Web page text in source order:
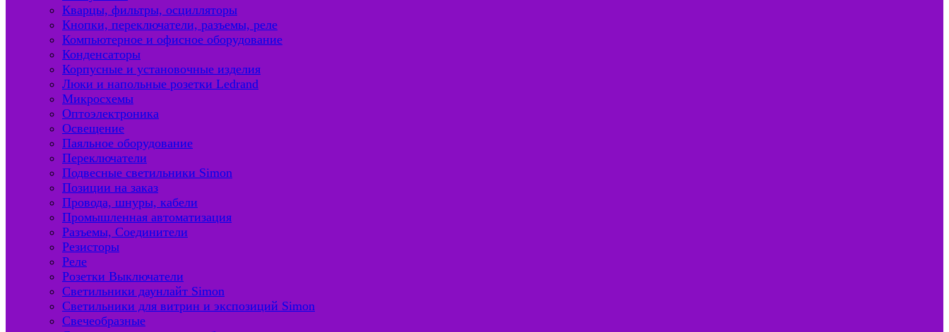
Кварцы, фильтры, осцилляторы
Кнопки, переключатели, разъемы, реле
Компьютерное и офисное оборудование
Конденсаторы
Корпусные и установочные изделия
Люки и напольные розетки Ledrand
Микросхемы
Оптоэлектроника
Освещение
Паяльное оборудование
Переключатели
Подвесные светильники Simon
Позиции на заказ
Провода, шнуры, кабели
Промышленная автоматизация
Разъемы, Соединители
Резисторы
Реле
Розетки Выключатели
Светильники даунлайт Simon
Светильники для витрин и экспозиций Simon
Свечеобразные